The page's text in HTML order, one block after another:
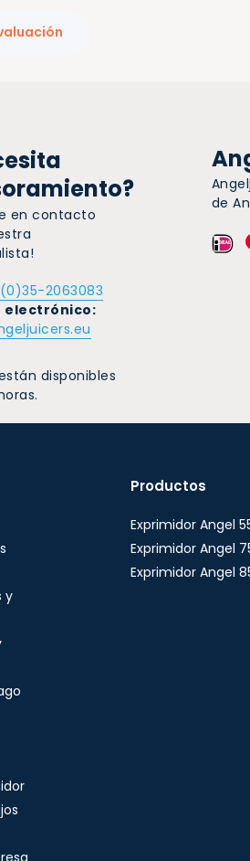
en contacto
2063083
electrónico:
disponibles
de
y
Productos
Exprimidor Angel
Exprimidor Angel
Exprimidor Angel